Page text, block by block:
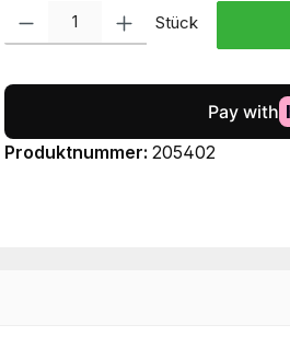
Produkt Anzahl: Gib den
Stück
Produktnummer: 205402